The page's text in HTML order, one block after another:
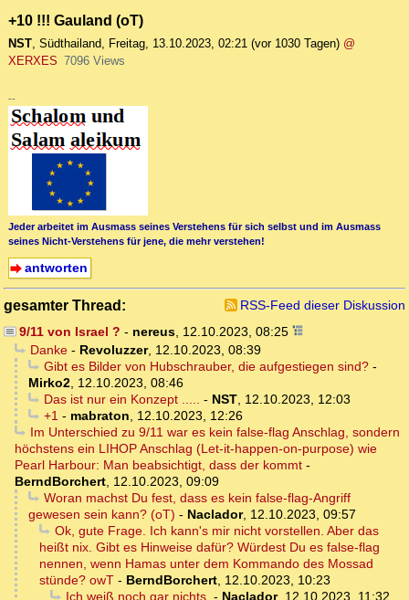
+10 !!! Gauland (oT)
NST, Südthailand, Freitag, 13.10.2023, 02:21 (vor 1030 Tagen) @
XERXES 7096 Views
--
Jeder arbeitet im Ausmass seines Verstehens für sich selbst und im Ausmass
seines Nicht-Verstehens für jene, die mehr verstehen!
antworten
gesamter Thread:
RSS-Feed dieser Diskussion
9/11 von Israel ? - nereus, 12.10.2023, 08:25
Danke- Revoluzzer, 12.10.2023, 08:39
Gibt es Bilder von Hubschrauber, die aufgestiegen sind?-
Mirko2, 12.10.2023, 08:46
Das ist nur ein Konzept ..... - NST, 12.10.2023, 12:03
+1- mabraton, 12.10.2023, 12:26
Im Unterschied zu 9/11 war es kein false-flag Anschlag, sondern
höchstens ein LIHOP Anschlag (Let-it-happen-on-purpose) wie
Pearl Harbour: Man beabsichtigt, dass der kommt -
BerndBorchert, 12.10.2023, 09:09
Woran machst Du fest, dass es kein false-flag-Angriff
gewesen sein kann? (oT) - Naclador, 12.10.2023, 09:57
Ok, gute Frage. Ich kann's mir nicht vorstellen. Aber das
heißt nix. Gibt es Hinweise dafür? Würdest Du es false-flag
nennen, wenn Hamas unter dem Kommando des Mossad
stünde? owT - BerndBorchert, 12.10.2023, 10:23
Ich weiß noch gar nichts. - Naclador, 12.10.2023, 11:32